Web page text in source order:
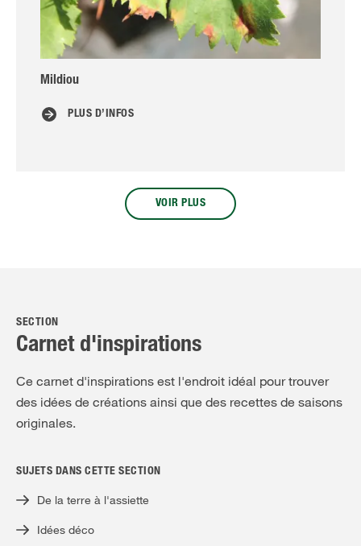
Mildiou
PLUS D’INFOS
VOIR PLUS
SECTION
Carnet d'inspirations
Ce carnet d'inspirations est l'endroit idéal pour trouver
des idées de créations ainsi que des recettes de saisons
originales.
SUJETS DANS CETTE SECTION
De la terre à l'assiette
Idées déco